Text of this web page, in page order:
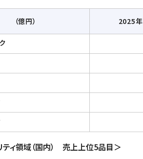
（億円） 2025年
ティ領域（国内） 売上上位5品目＞